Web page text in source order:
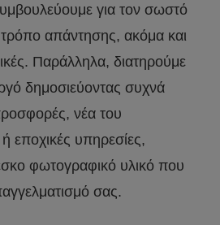
για τον σωστό
τρόπο απάντησης, ακόμα και
Παράλληλα, διατηρούμε
δημοσιεύοντας συχνά
νέα του
εποχικές υπηρεσίες,
φωτογραφικό υλικό που
σας.